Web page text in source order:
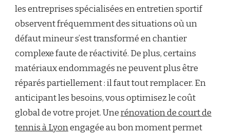
les entreprises spécialisées en entretien sportif
observent fréquemment des situations où un
défaut mineur s’est transformé en chantier
complexe faute de réactivité. De plus, certains
matériaux endommagés ne peuvent plus être
réparés partiellement : il faut tout remplacer. En
anticipant les besoins, vous optimisez le coût
global de votre projet. Unerénovation de court de
tennis à Lyonengagée au bon moment permet